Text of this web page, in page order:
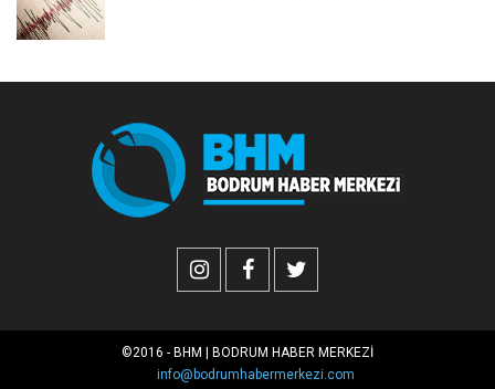
©2016 - BHM | BODRUM HABER MERKEZİ
info@bodrumhabermerkezi.com